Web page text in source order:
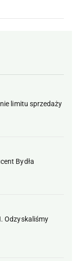
limitu sprzedaży
Bydła
Odzyskaliśmy